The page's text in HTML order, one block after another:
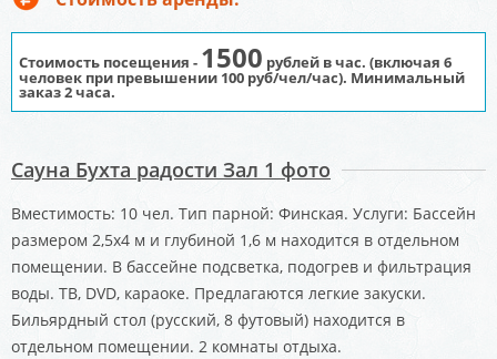
Стоимость посещения - 1500 рублей в час. (включая 6
человек при превышении 100 руб/чел/час). Минимальный
заказ 2 часа.
Сауна Бухта радости Зал 1 фото
Вместимость: 10 чел. Тип парной: Финская. Услуги: Бассейн
размером 2,5х4 м и глубиной 1,6 м находится в отдельном
помещении. В бассейне подсветка, подогрев и фильтрация
воды. ТВ, DVD, караоке. Предлагаются легкие закуски.
Бильярдный стол (русский, 8 футовый) находится в
отдельном помещении. 2 комнаты отдыха.